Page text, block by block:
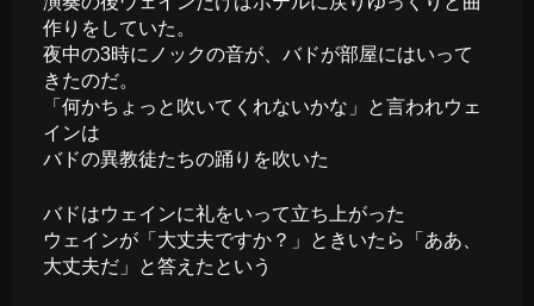
作りをしていた。
夜中の3時にノックの音が、バドが部屋にはいって
きたのだ。
「何かちょっと吹いてくれないかな」と言われウェ
インは
バドの異教徒たちの踊りを吹いた
バドはウェインに礼をいって立ち上がった
ウェインが「大丈夫ですか？」ときいたら「ああ、
大丈夫だ」と答えたという